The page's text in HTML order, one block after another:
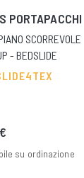
PORTAPACCHI
SCORREVOLE
- BEDSLIDE
su ordinazione